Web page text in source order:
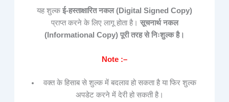
यह शुल्कई-हस्ताक्षारित नकल (Digital Signed Copy)
प्राप्त करने के लिए लागू होता है। सूचनार्थ नकल
(Informational Copy) पूरी तरह से निःशुल्क है।
Note :–
वक्त के हिसाब से शुल्क में बदलाव हो सकता है या फिर शुल्क
अपडेट करने में देरी हो सकती है।